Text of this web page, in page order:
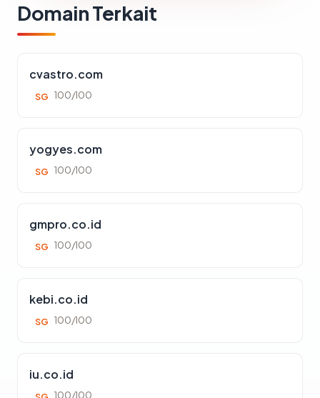
Domain Terkait
cvastro.com
SG 100/100
yogyes.com
SG 100/100
gmpro.co.id
SG 100/100
kebi.co.id
SG 100/100
iu.co.id
100/100